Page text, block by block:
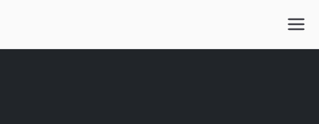
contenido
Centro Kesselman